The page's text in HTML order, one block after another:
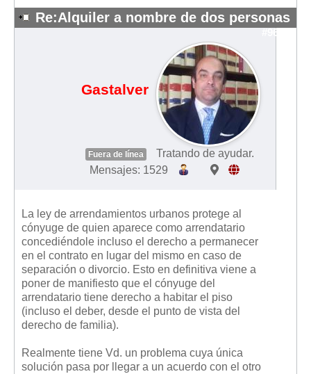
Re:Alquiler a nombre de dos personas
#9663
Gastalver
Fuera de línea
Tratando de ayudar.
Mensajes: 1529
La ley de arrendamientos urbanos protege al
cónyuge de quien aparece como arrendatario
concediéndole incluso el derecho a permanecer
en el contrato en lugar del mismo en caso de
separación o divorcio. Esto en definitiva viene a
poner de manifiesto que el cónyuge del
arrendatario tiene derecho a habitar el piso
(incluso el deber, desde el punto de vista del
derecho de familia).
Realmente tiene Vd. un problema cuya única
solución pasa por llegar a un acuerdo con el otro